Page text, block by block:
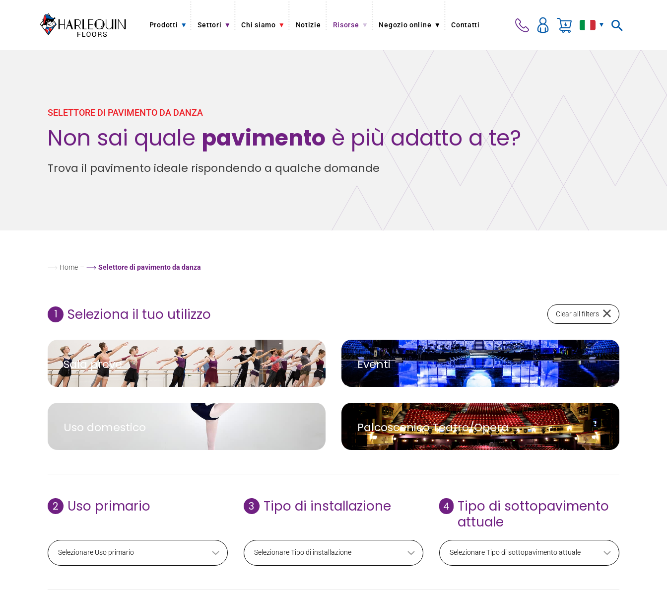
Prodotti Settori Chi siamo Notizie Risorse Negozio online Contatti
SELETTORE DI PAVIMENTO DA DANZA
Non sai quale pavimento è più adatto a te?
Trova il pavimento ideale rispondendo a qualche domande
Home – Selettore di pavimento da danza
1 Seleziona il tuo utilizzo Clear all filters
Sala prove Eventi
Uso domestico Palcoscenico Teatro/Opera
2 Uso primario 3 Tipo di installazione 4
Tipo di sottopavimento
attuale